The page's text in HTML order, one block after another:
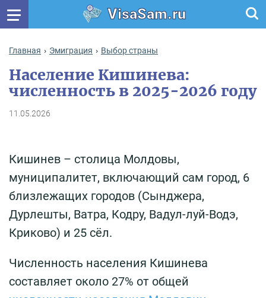
VisaSam.ru
Главная Эмиграция Выбор страны
Население Кишинева:
численность в 2025-2026 году
11.05.2026
Кишинев – столица Молдовы,
муниципалитет, включающий сам город, 6
близлежащих городов (Сынджера,
Дурлешты, Ватра, Кодру, Вадул-луй-Водэ,
Криково) и 25 сёл.
Численность населения Кишинева
составляет около 27% от общей